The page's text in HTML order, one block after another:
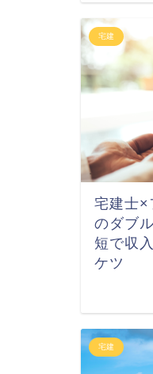
宅建
宅建士×
のダブ
短で収
ケツ
宅建